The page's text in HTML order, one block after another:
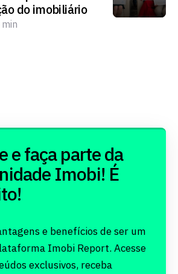
do imobiliário
e faça parte da
Imobi! É
e benefícios de ser um
Imobi Report. Acesse
exclusivos, receba